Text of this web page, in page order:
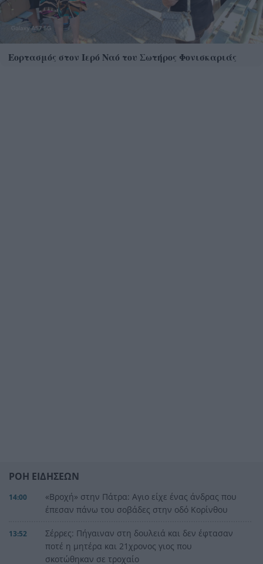
Εορτασμός στον Ιερό Ναό του Σωτήρος Φονισκαριάς
ΡΟΗ ΕΙΔΗΣΕΩΝ
14:00
«Βροχή» στην Πάτρα: Αγιο είχε ένας άνδρας που
έπεσαν πάνω του σοβάδες στην οδό Κορίνθου
13:52
Σέρρες: Πήγαιναν στη δουλειά και δεν έφτασαν
ποτέ η μητέρα και 21χρονος γιος που
σκοτώθηκαν σε τροχαίο